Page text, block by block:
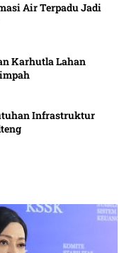
Air Terpadu Jadi
Karhutla Lahan
Infrastruktur